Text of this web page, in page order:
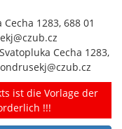
1283, 688 01
Cecha 1283,
ist die Vorlage der
!!!